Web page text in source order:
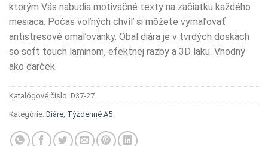
ktorým Vás nabudia motivačné texty na začiatku každého
mesiaca. Počas voľných chvíľ si môžete vymaľovať
antistresové omaľovánky. Obal diára je v tvrdých doskách
so soft touch laminom, efektnej razby a 3D laku. Vhodný
ako darček.
Katalógové číslo: D37-27
Kategórie: Diáre Týždenné A5